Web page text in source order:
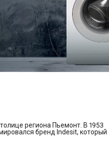
региона Пьемонт. В 1953
бренд Indesit, который